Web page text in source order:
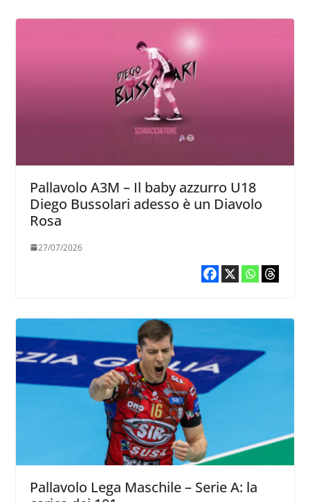
Pallavolo A3M – Il baby azzurro U18
Diego Bussolari adesso è un Diavolo
Rosa
27/07/2026
Pallavolo Lega Maschile – Serie A: la